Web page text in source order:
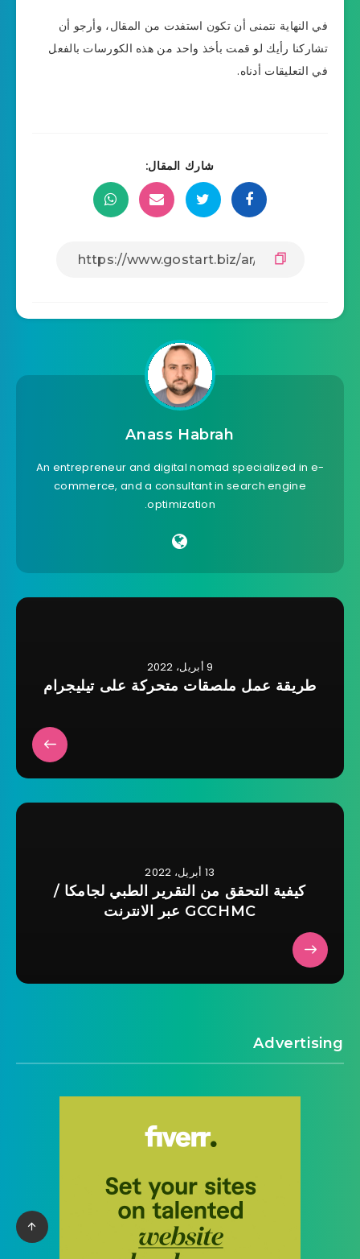
في النهاية نتمنى أن تكون استفدت من المقال، وأرجو أن
تشاركنا رأيك لو قمت بأخذ واحد من هذه الكورسات بالفعل
في التعليقات أدناه.
شارك المقال:
Anass Habrah
An entrepreneur and digital nomad specialized in e-
commerce, and a consultant in search engine
optimization.
9 أبريل، 2022
طريقة عمل ملصقات متحركة على تيليجرام
13 أبريل، 2022
كيفية التحقق من التقرير الطبي لجامكا /
GCCHMC عبر الانترنت
Advertising